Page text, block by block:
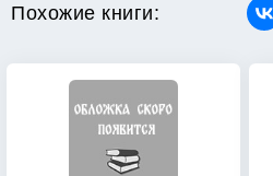
Похожие книги: